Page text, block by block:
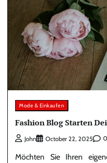
Mode & Einkaufen
Fashion Blog Starten
John October 22, 2025 0
Möchten Sie Ihren